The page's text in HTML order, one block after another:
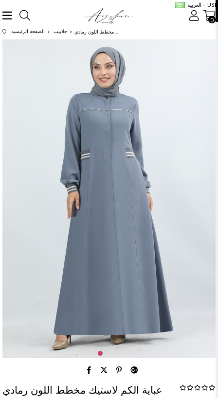
العربية - USD
0
الصفحة الرئيسية جلابيب عباية الكم لاستيك مخطط اللون رمادي
عباية الكم لاستيك مخطط اللون رمادي